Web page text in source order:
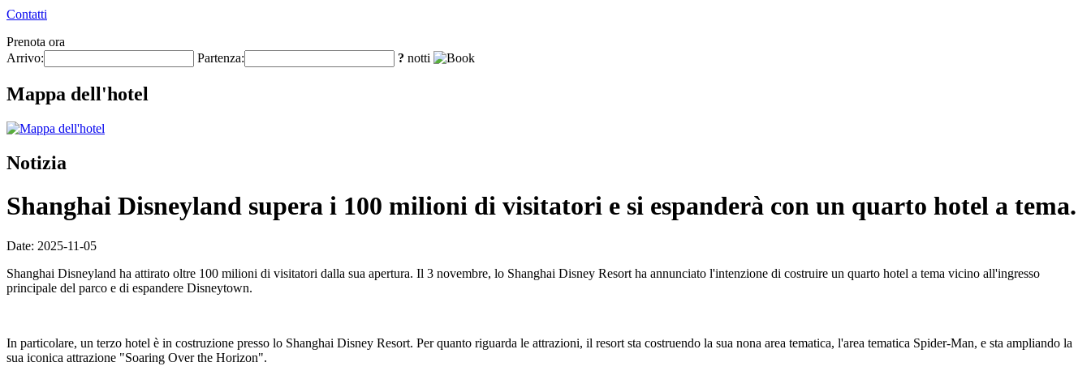
Contatti
Prenota ora
Arrivo:
Partenza: ? notti
Mappa dell'hotel
Notizia
Shanghai Disneyland supera i 100 milioni di visitatori e si espanderà con un quarto hotel a tema.
Date: 2025-11-05
Shanghai Disneyland ha attirato oltre 100 milioni di visitatori dalla sua apertura. Il 3 novembre, lo Shanghai Disney Resort ha annunciato l'intenzione di costruire un quarto hotel a tema vicino all'ingresso
principale del parco e di espandere Disneytown.
In particolare, un terzo hotel è in costruzione presso lo Shanghai Disney Resort. Per quanto riguarda le attrazioni, il resort sta costruendo la sua nona area tematica, l'area tematica Spider-Man, e sta ampliando la
sua iconica attrazione "Soaring Over the Horizon".